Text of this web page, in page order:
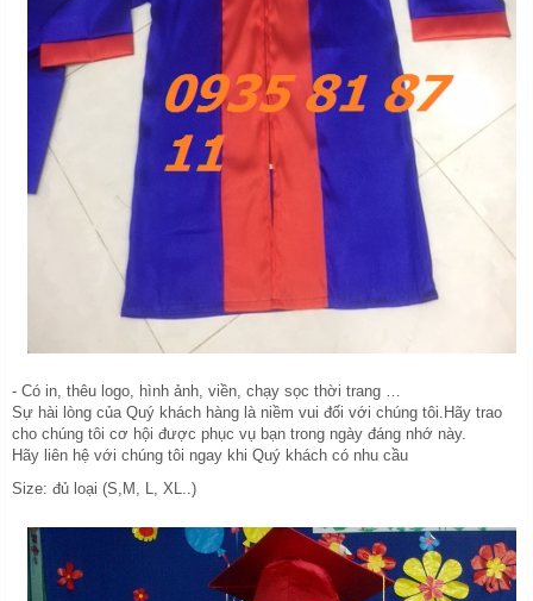
- Có in, thêu logo, hình ảnh, viền, chạy sọc thời trang …
Sự hài lòng của Quý khách hàng là niềm vui đối với chúng tôi.Hãy trao
cho chúng tôi cơ hội được phục vụ bạn trong ngày đáng nhớ này.
Hãy liên hệ với chúng tôi ngay khi Quý khách có nhu cầu
Size: đủ loại (S,M, L, XL..)